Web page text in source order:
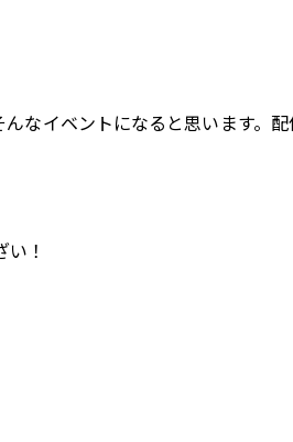
なイベントになると思います。
！